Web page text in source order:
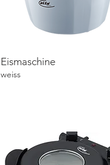
Eismaschine
weiss
Details ansehen